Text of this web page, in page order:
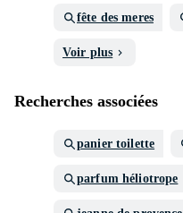
fête des meres
Voir plus
Recherches associées
panier toilette
parfum héliotrope